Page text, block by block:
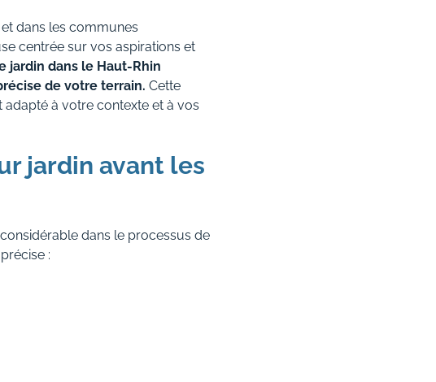
dans les communes
centrée sur vos aspirations et
jardin dans le Haut-Rhin
de votre terrain. Cette
à votre contexte et à vos
jardin avant les
dans le processus de
: